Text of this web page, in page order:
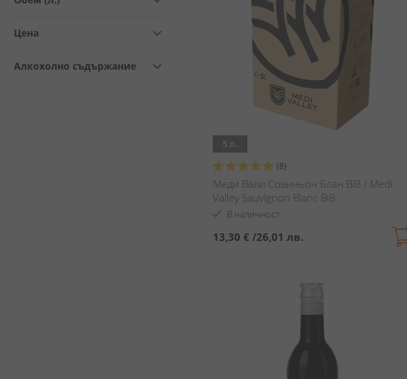
5 л.
Оценка:
100%
(8)
Меди Вали Совиньон Блан BiB / Medi
Valley Sauvignon Blanc BiB
В наличност
13,30 € /26,01 лв.
Цена
Алкохолно съдържание